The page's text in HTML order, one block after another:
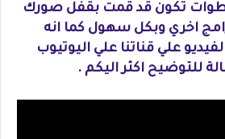
تكون قد قمت بقفل صورك
اخري وبكل سهول كما انه
علي قناتنا علي اليوتيوب
للتوضيح اكثر اليكم .